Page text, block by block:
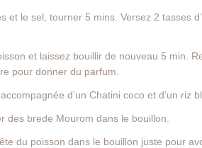
et le sel, tourner 5 mins. Versez 2 tasses
et laissez bouillir de nouveau 5 min.
pour donner du parfum.
d’un Chatini coco et d’un riz
des brede Mourom dans le bouillon.
du poisson dans le bouillon juste pour